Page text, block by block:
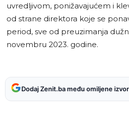
uvredljivom, ponižavajućem i
od strane direktora koje se
period, sve od preuzimanja
novembru 2023. godine.
Dodaj Zenit.ba među omiljene